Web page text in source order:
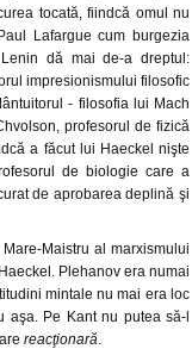
tocată, fiindcă omul nu
Lafargue cum burgezia
dă mai de-a dreptul:
impresionismului filosofic
- filosofia lui Mach
profesorul de fizică
a făcut lui Haeckel nişte
de biologie care a
de aprobarea deplină şi
Maistru al marxismului
Plehanov era numai
mintale nu mai era loc
aşa. Pe Kant nu putea să-l
reacţionară.